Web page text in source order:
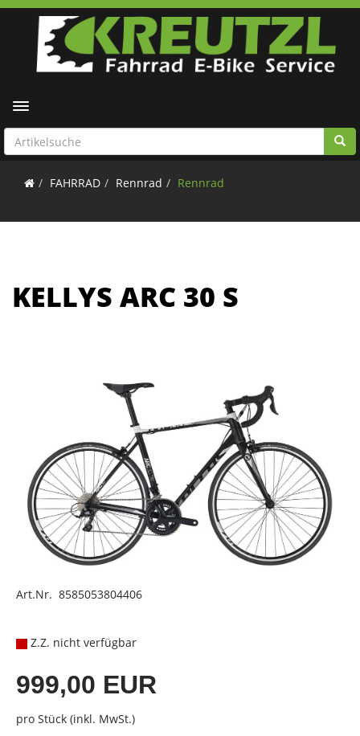
Toggle navigation
FAHRRAD Rennrad Rennrad
KELLYS ARC 30 S
Art.Nr. 8585053804406
Z.Z. nicht verfügbar
999,00 EUR
pro Stück (inkl. MwSt.)